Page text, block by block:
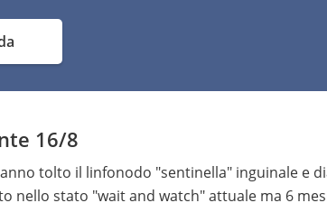
16/8
tolto il linfonodo "sentinella" inguinale e
nello stato "wait and watch" attuale ma 6